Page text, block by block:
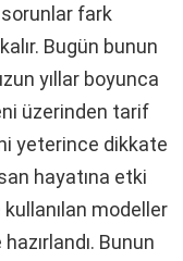
sorunlar fark
Bugün bunun
yıllar boyunca
üzerinden tarif
yeterince dikkate
hayatına etki
modeller
Bunun